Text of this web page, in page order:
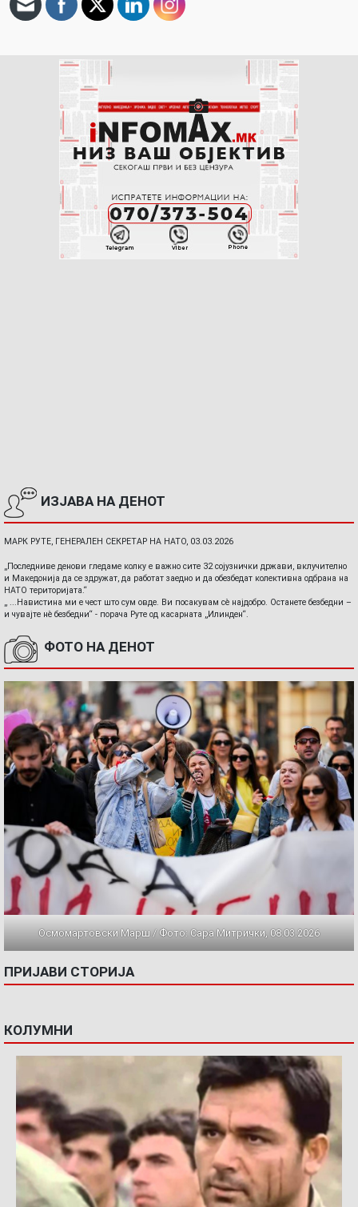
ИЗЈАВА НА ДЕНОТ
МАРК РУТЕ, ГЕНЕРАЛЕН СЕКРЕТАР НА НАТО, 03.03.2026
„Последниве денови гледаме колку е важно сите 32 сојузнички држави, вклучително
и Македонија да се здружат, да работат заедно и да обезбедат колективна одбрана на
НАТО територијата.“
„ ...Навистина ми е чест што сум овде. Ви посакувам сè најдобро. Останете безбедни –
и чувајте нè безбедни“ - порача Руте од касарната „Илинден“.
ФОТО НА ДЕНОТ
Осмомартовски Марш / Фото: Сара Митрички, 08.03.2026
ПРИЈАВИ СТОРИЈА
КОЛУМНИ